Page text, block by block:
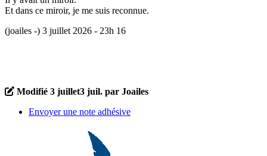
Et dans ce miroir, je me suis reconnue.
(joailes -) 3 juillet 2026 - 23h 16
Modifié 3 juillet3 juil. par Joailes
Envoyer une note adhésive